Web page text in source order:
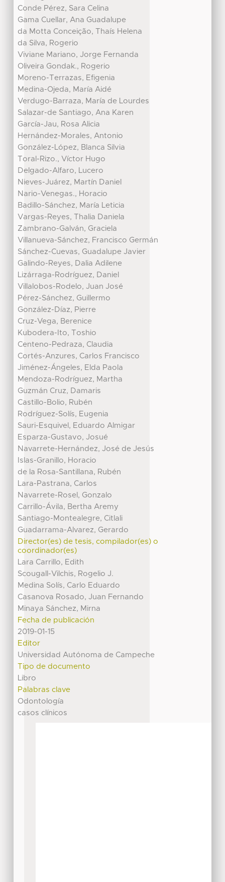
Conde Pérez, Sara Celina
Gama Cuellar, Ana Guadalupe
da Motta Conceição, Thaís Helena
da Silva, Rogerio
Viviane Mariano, Jorge Fernanda
Oliveira Gondak., Rogerio
Moreno-Terrazas, Efigenia
Medina-Ojeda, María Aidé
Verdugo-Barraza, María de Lourdes
Salazar-de Santiago, Ana Karen
García-Jau, Rosa Alicia
Hernández-Morales, Antonio
González-López, Blanca Silvia
Toral-Rizo., Víctor Hugo
Delgado-Alfaro, Lucero
Nieves-Juárez, Martín Daniel
Nario-Venegas., Horacio
Badillo-Sánchez, María Leticia
Vargas-Reyes, Thalia Daniela
Zambrano-Galván, Graciela
Villanueva-Sánchez, Francisco Germán
Sánchez-Cuevas, Guadalupe Javier
Galindo-Reyes, Dalia Adilene
Lizárraga-Rodríguez, Daniel
Villalobos-Rodelo, Juan José
Pérez-Sánchez, Guillermo
González-Díaz, Pierre
Cruz-Vega, Berenice
Kubodera-Ito, Toshio
Centeno-Pedraza, Claudia
Cortés-Anzures, Carlos Francisco
Jiménez-Ángeles, Elda Paola
Mendoza-Rodríguez, Martha
Guzmán Cruz, Damaris
Castillo-Bolio, Rubén
Rodríguez-Solís, Eugenia
Sauri-Esquivel, Eduardo Almigar
Esparza-Gustavo, Josué
Navarrete-Hernández, José de Jesús
Islas-Granillo, Horacio
de la Rosa-Santillana, Rubén
Lara-Pastrana, Carlos
Navarrete-Rosel, Gonzalo
Carrillo-Ávila, Bertha Aremy
Santiago-Montealegre, Citlali
Guadarrama-Alvarez, Gerardo
Director(es) de tesis, compilador(es) o
coordinador(es)
Lara Carrillo, Edith
Scougall-Vilchis, Rogelio J.
Medina Solís, Carlo Eduardo
Casanova Rosado, Juan Fernando
Minaya Sánchez, Mirna
Fecha de publicación
2019-01-15
Editor
Universidad Autónoma de Campeche
Tipo de documento
Libro
Palabras clave
Odontología
casos clínicos